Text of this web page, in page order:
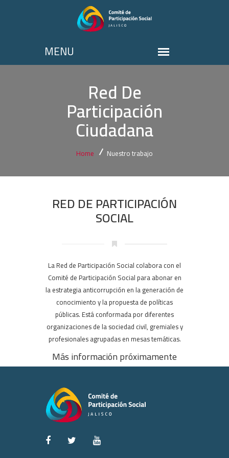
Red De
Participación
Ciudadana
Home Nuestro trabajo
RED DE PARTICIPACIÓN
SOCIAL
La Red de Participación Social colabora con el
Comité de Participación Social para abonar en
la estrategia anticorrupción en la generación de
conocimiento y la propuesta de políticas
públicas. Está conformada por diferentes
organizaciones de la sociedad civil, gremiales y
profesionales agrupadas en mesas temáticas.
Más información próximamente